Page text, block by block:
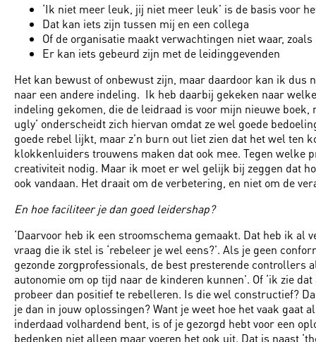
‘Ik niet meer leuk, jij niet meer leuk’ is de basis voor
Dat kan iets zijn tussen mij en een collega
Of de organisatie maakt verwachtingen niet waar,
Er kan iets gebeurd zijn met de leidinggevenden
Het kan bewust of onbewust zijn, maar daardoor kan ik dus
naar een andere indeling. Ik heb daarbij gekeken naar
indeling gekomen, die de leidraad is voor mijn nieuwe boek,
ugly’ onderscheidt zich hiervan omdat ze wel goede
goede rebel lijkt, maar z’n burn out liet zien dat het wel ten
klokkenluiders trouwens maken dat ook mee. Tegen welke
creativiteit nodig. Maar ik moet er wel gelijk bij zeggen dat
ook vandaan. Het draait om de verbetering, en niet om de
En hoe faciliteer je dan goed leidershap?
‘Daarvoor heb ik een stroomschema gemaakt. Dat heb ik
vraag die ik stel is ‘rebeleer je wel eens?’. Als je geen
gezonde zorgprofessionals, de best presterende
autonomie om op tijd naar de kinderen kunnen’. Of ‘ik zie
probeer dan positief te rebelleren. Is die wel constructief?
je dan in jouw oplossingen? Want je weet hoe het vaak gaat
inderdaad volhardend bent, is of je gezorgd hebt voor een
bedenken niet alleen maar voeren het ook uit. Dat is naast